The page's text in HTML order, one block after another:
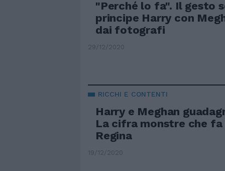
"Perché lo fa". Il gesto
principe Harry con
dai fotografi
29/12/2020
RICCHI E CONTENTI
Harry e Meghan
La cifra monstre che
Regina
19/12/2020